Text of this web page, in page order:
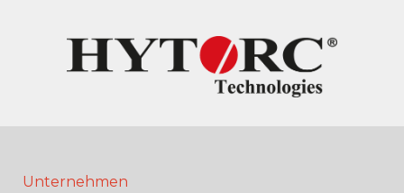
Unternehmen